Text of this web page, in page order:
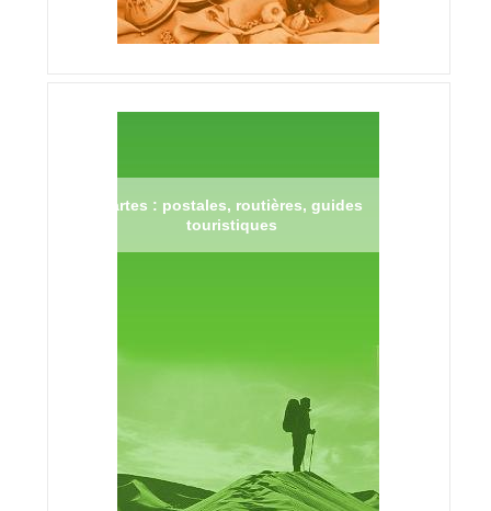
Cartes : postales, routières, guides
touristiques